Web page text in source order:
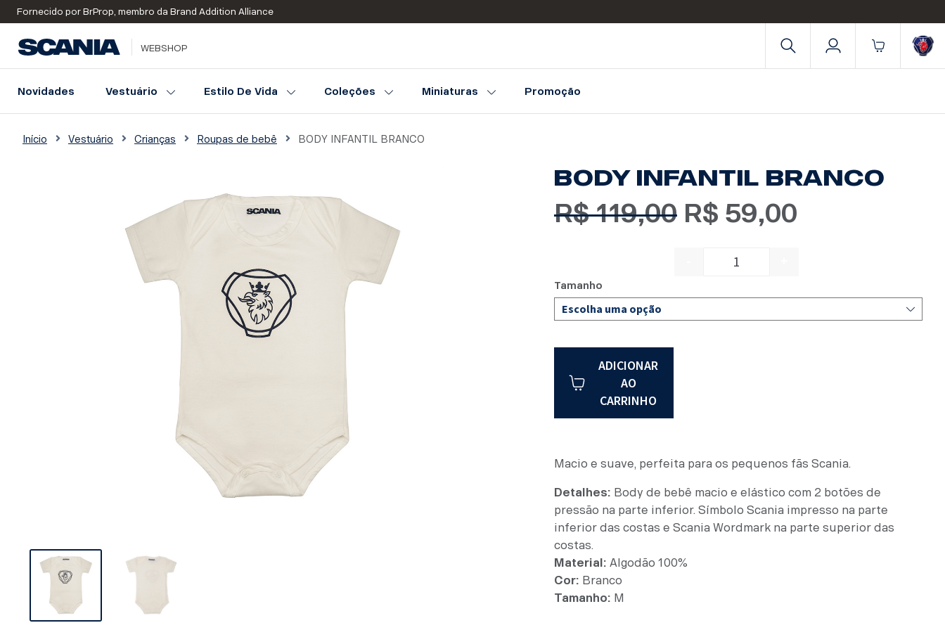
Fornecido por BrProp, membro da Brand Addition Alliance
WEBSHOP
Novidades Vestuário Estilo De Vida Coleções Miniaturas Promoção
Início Vestuário Crianças Roupas de bebê BODY INFANTIL BRANCO
BODY INFANTIL BRANCO
R$119,00 O
preço
original
R$ 59,00
atual
Macio e suave, perfeita para os pequenos fãs Scania.
Detalhes: Body de bebê macio e elástico com 2 botões de
pressão na parte inferior. Símbolo Scania impresso na parte
inferior das costas e Scania Wordmark na parte superior das
costas.
Material: Algodão 100%
Cor: Branco
Tamanho: M
BODY INFANTIL BRANCO
Tamanho
ADICIONAR
AO
CARRINHO